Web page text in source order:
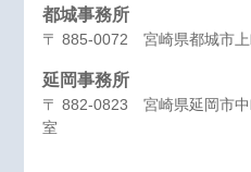
都城事務所
〒 885-0072 宮崎県都城市
延岡事務所
〒 882-0823 宮崎県延岡市
室